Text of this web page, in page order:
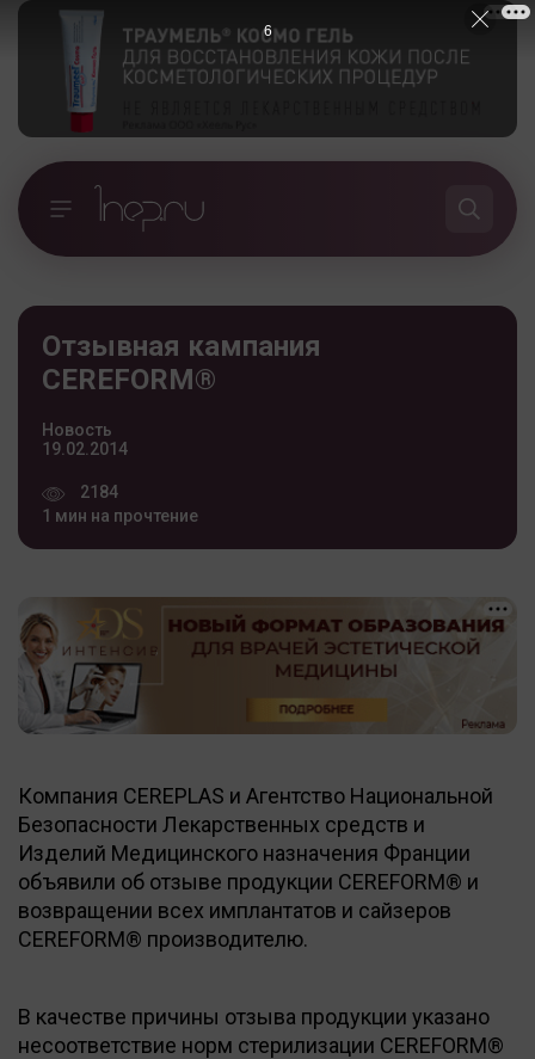
Отзывная кампания
CEREFORM®
Новость
19.02.2014
2184
1 мин на прочтение
Компания CEREPLAS и Агентство Национальной
Безопасности Лекарственных средств и
Изделий Медицинского назначения Франции
объявили об отзыве продукции CEREFORM® и
возвращении всех имплантатов и сайзеров
CEREFORM® производителю.
В качестве причины отзыва продукции указано
несоответствие норм стерилизации CEREFORM®
5